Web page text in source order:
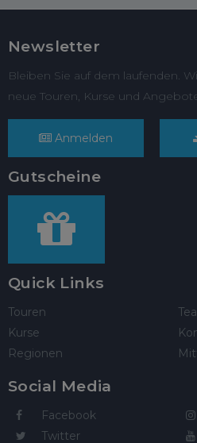
Newsletter
Bleiben Sie auf dem laufenden.
neue Touren, Kurse und
Anmelden
Gutscheine
Quick Links
Touren
Kurse
Regionen
Social Media
Facebook
Twitter